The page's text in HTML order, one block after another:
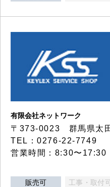
有限会社ネットワーク
〒373-0023 群馬県太
TEL：0276-22-7749
営業時間：8:30〜17:30
販売可 工事・取付